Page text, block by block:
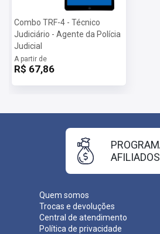
Combo TRF-4 - Técnico
Judiciário - Agente da Polícia
Judicial
A partir de
R$ 67,86
Quem somos
Trocas e devoluções
Central de atendimento
Política de privacidade
AFILIADOS